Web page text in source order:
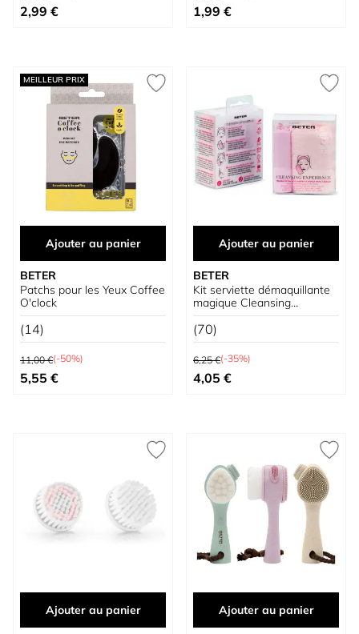
Prix spécial
2,99 €
À partir de
1,99 €
MEILLEUR PRIX
Ajouter au panier
BETER
Patchs pour les Yeux Coffee
O'clock
(14)
Prix normal
11,00 €(-50%)
Prix spécial
5,55 €
Ajouter au panier
BETER
Kit serviette démaquillante
magique Cleansing
Experience
(70)
Prix normal
6,25 €(-35%)
Prix spécial
4,05 €
Ajouter au panier Ajouter au panier